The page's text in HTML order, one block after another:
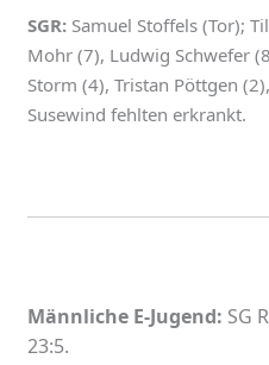
SGR: Samuel Stoffels (Tor);
Mohr (7), Ludwig Schwefer
Storm (4), Tristan Pöttgen
Susewind fehlten erkrankt.
Männliche E-Jugend: SG
23:5.